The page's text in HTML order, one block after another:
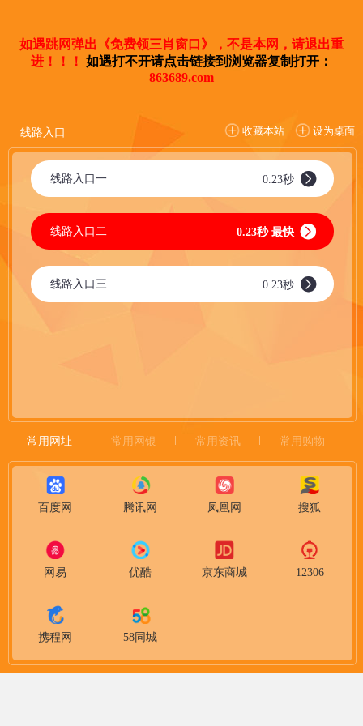
如遇跳网弹出《免费领三肖窗口》，不是本网，请退出重
进！！！ 如遇打不开请点击链接到浏览器复制打开：
863689.com
线路入口 收藏本站 设为桌面
线路入口一 0.23秒
线路入口二 0.23秒 最快
线路入口三 0.23秒
常用网址 常用网银 常用资讯 常用购物
百度网 腾讯网 凤凰网 搜狐
网易 优酷 京东商城 12306
携程网 58同城